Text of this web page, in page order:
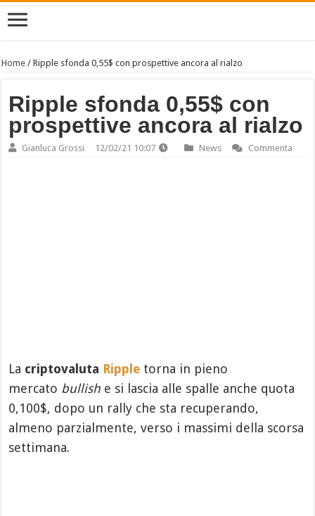
Home /Ripple sfonda 0,55$ con prospettive ancora al rialzo
Ripple sfonda 0,55$ con
prospettive ancora al rialzo
Gianluca Grossi 12/02/21 10:07 News Commenta
La criptovaluta Ripple torna in pieno
mercato bullish e si lascia alle spalle anche quota
0,100$, dopo un rally che sta recuperando,
almeno parzialmente, verso i massimi della scorsa
settimana.